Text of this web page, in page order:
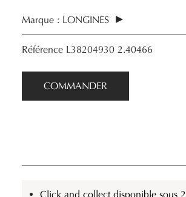
Marque : LONGINES
Référence L38204930 2.40466
COMMANDER